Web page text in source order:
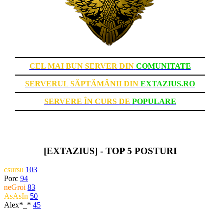
CEL MAI BUN SERVER DIN COMUNITATE
SERVERUL SĂPTĂMÂNII DIN EXTAZIUS.RO
SERVERE ÎN CURS DE POPULARE
[EXTAZIUS] - TOP 5 POSTURI
csursu 103
Porc 94
neGroi 83
AsAsIn 50
Alex*_* 45